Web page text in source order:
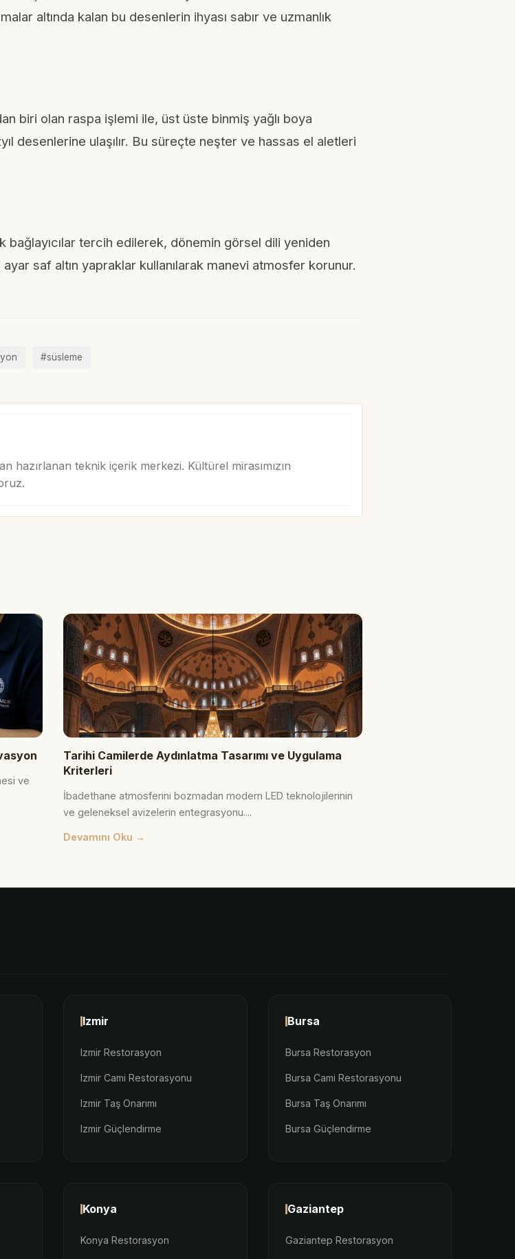
altında kalan bu desenlerin ihyası sabır ve uzmanlık
biri olan raspa işlemi ile, üst üste binmiş yağlı boya
desenlerine ulaşılır. Bu süreçte neşter ve hassas el aletleri
bağlayıcılar tercih edilerek, dönemin görsel dili yeniden
saf altın yapraklar kullanılarak manevi atmosfer korunur.
#süsleme
hazırlanan teknik içerik merkezi. Kültürel mirasımızın
ve
Tarihi Camilerde Aydınlatma Tasarımı ve Uygulama
Kriterleri
İbadethane atmosferini bozmadan modern LED teknolojilerinin
ve geleneksel avizelerin entegrasyonu....
Devamını Oku →
Izmir
Izmir Restorasyon
Izmir Cami Restorasyonu
Izmir Taş Onarımı
Izmir Güçlendirme
Bursa
Bursa Restorasyon
Bursa Cami Restorasyonu
Bursa Taş Onarımı
Bursa Güçlendirme
Konya
Konya Restorasyon
Gaziantep
Gaziantep Restorasyon